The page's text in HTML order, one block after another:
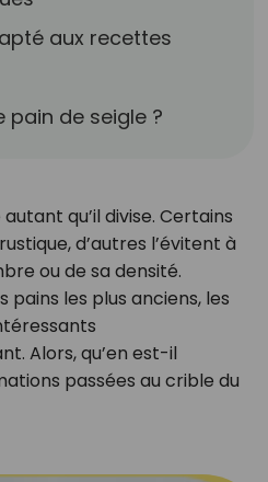
aux recettes
de seigle ?
qu’il divise. Certains
d’autres l’évitent à
ou de sa densité.
les plus anciens, les
Alors, qu’en est-il
passées au crible du